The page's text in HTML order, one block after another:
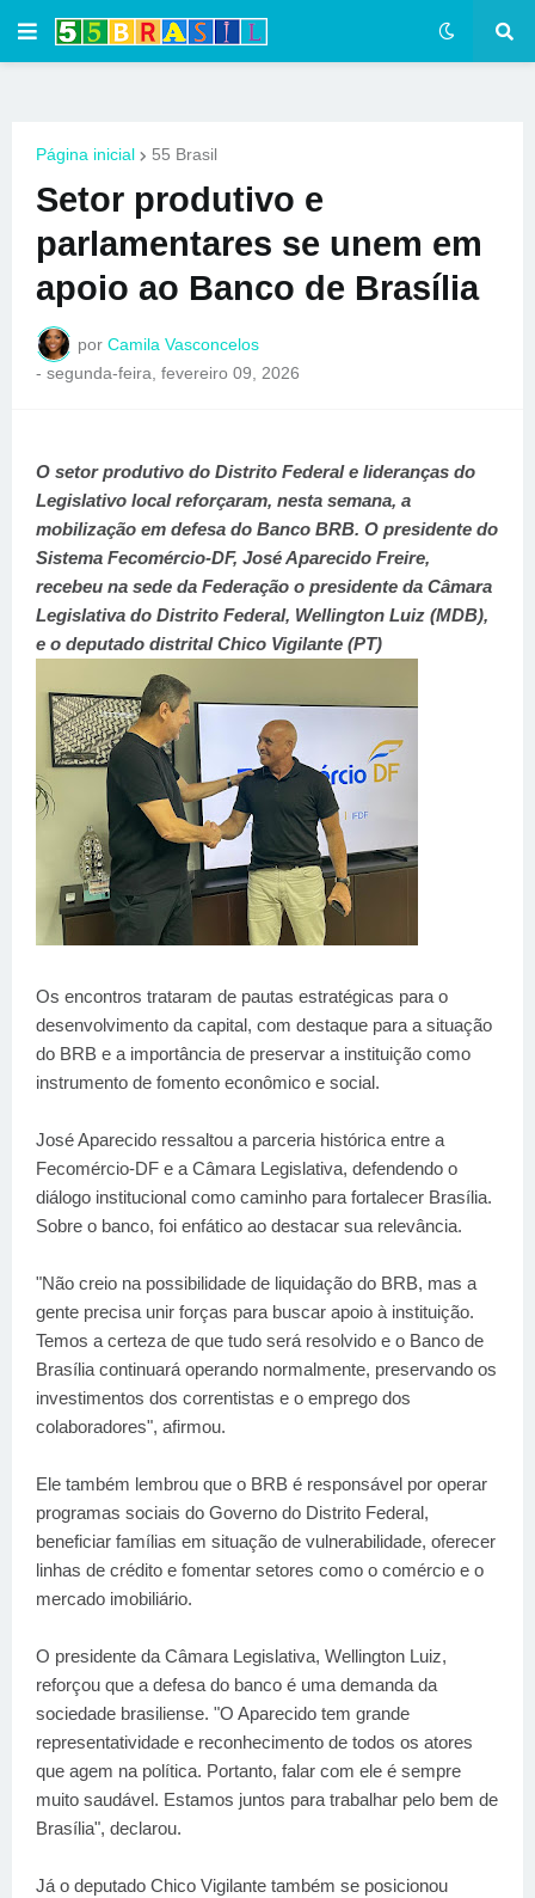
Página inicial 55 Brasil
Setor produtivo e
parlamentares se unem em
apoio ao Banco de Brasília
por Camila Vasconcelos
- segunda-feira, fevereiro 09, 2026
O setor produtivo do Distrito Federal e lideranças do
Legislativo local reforçaram, nesta semana, a
mobilização em defesa do Banco BRB. O presidente do
Sistema Fecomércio-DF, José Aparecido Freire,
recebeu na sede da Federação o presidente da Câmara
Legislativa do Distrito Federal, Wellington Luiz (MDB),
e o deputado distrital Chico Vigilante (PT)
Os encontros trataram de pautas estratégicas para o
desenvolvimento da capital, com destaque para a situação
do BRB e a importância de preservar a instituição como
instrumento de fomento econômico e social.
José Aparecido ressaltou a parceria histórica entre a
Fecomércio-DF e a Câmara Legislativa, defendendo o
diálogo institucional como caminho para fortalecer Brasília.
Sobre o banco, foi enfático ao destacar sua relevância.
"Não creio na possibilidade de liquidação do BRB, mas a
gente precisa unir forças para buscar apoio à instituição.
Temos a certeza de que tudo será resolvido e o Banco de
Brasília continuará operando normalmente, preservando os
investimentos dos correntistas e o emprego dos
colaboradores", afirmou.
Ele também lembrou que o BRB é responsável por operar
programas sociais do Governo do Distrito Federal,
beneficiar famílias em situação de vulnerabilidade, oferecer
linhas de crédito e fomentar setores como o comércio e o
mercado imobiliário.
O presidente da Câmara Legislativa, Wellington Luiz,
reforçou que a defesa do banco é uma demanda da
sociedade brasiliense. "O Aparecido tem grande
representatividade e reconhecimento de todos os atores
que agem na política. Portanto, falar com ele é sempre
muito saudável. Estamos juntos para trabalhar pelo bem de
Brasília", declarou.
Já o deputado Chico Vigilante também se posicionou